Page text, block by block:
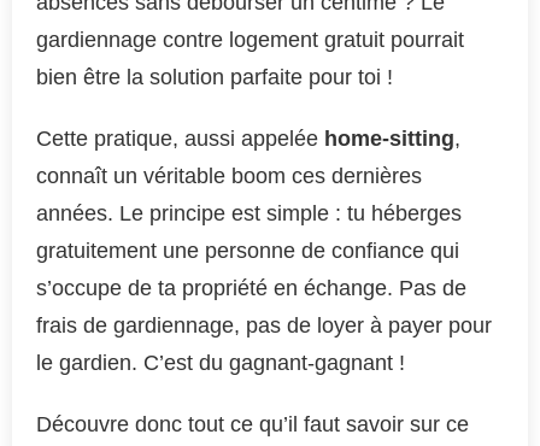
gardiennage contre logement gratuit pourrait
bien être la solution parfaite pour toi !
Cette pratique, aussi appelée home-sitting,
connaît un véritable boom ces dernières
années. Le principe est simple : tu héberges
gratuitement une personne de confiance qui
s’occupe de ta propriété en échange. Pas de
frais de gardiennage, pas de loyer à payer pour
le gardien. C’est du gagnant-gagnant !
Découvre donc tout ce qu’il faut savoir sur ce